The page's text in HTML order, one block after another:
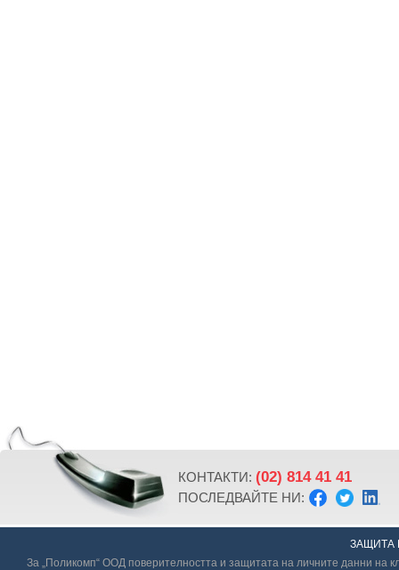
ЗАЩИТА
За „Поликомп“ ООД поверителността и защитата на личните данни на
КОНТАКТИ: (02) 814 41 41
ПОСЛЕДВАЙТЕ НИ: